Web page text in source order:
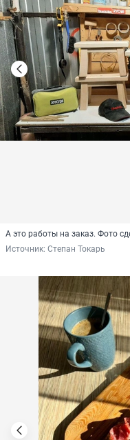
А это работы на заказ. Фото
Источник: Степан Токарь